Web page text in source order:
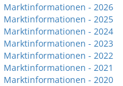
Marktinformationen - 2026
Marktinformationen - 2025
Marktinformationen - 2024
Marktinformationen - 2023
Marktinformationen - 2022
Marktinformationen - 2021
Marktinformationen - 2020